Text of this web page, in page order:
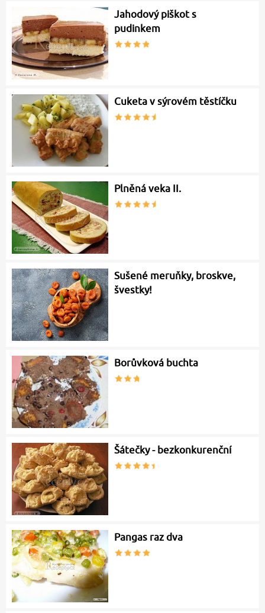
Jahodový piškot s
pudinkem
Cuketa v sýrovém těstíčku
Plněná veka II.
Sušené meruňky, broskve,
švestky!
Borůvková buchta
Šátečky - bezkonkurenční
Pangas raz dva